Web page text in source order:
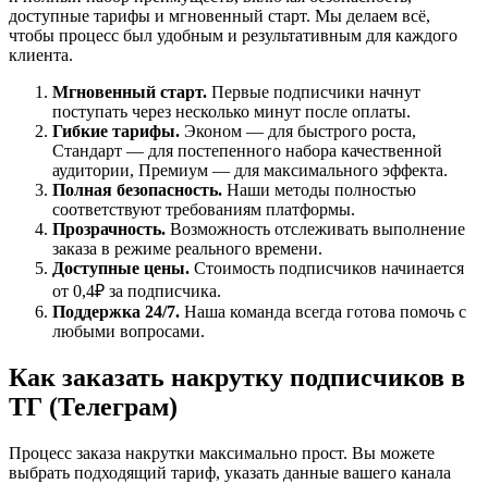
доступные тарифы и мгновенный старт. Мы делаем всё,
чтобы процесс был удобным и результативным для каждого
клиента.
Мгновенный старт. Первые подписчики начнут
поступать через несколько минут после оплаты.
Гибкие тарифы. Эконом — для быстрого роста,
Стандарт — для постепенного набора качественной
аудитории, Премиум — для максимального эффекта.
Полная безопасность. Наши методы полностью
соответствуют требованиям платформы.
Прозрачность. Возможность отслеживать выполнение
заказа в режиме реального времени.
Доступные цены. Стоимость подписчиков начинается
от 0,4₽ за подписчика.
Поддержка 24/7. Наша команда всегда готова помочь с
любыми вопросами.
Как заказать накрутку подписчиков в
ТГ (Телеграм)
Процесс заказа накрутки максимально прост. Вы можете
выбрать подходящий тариф, указать данные вашего канала